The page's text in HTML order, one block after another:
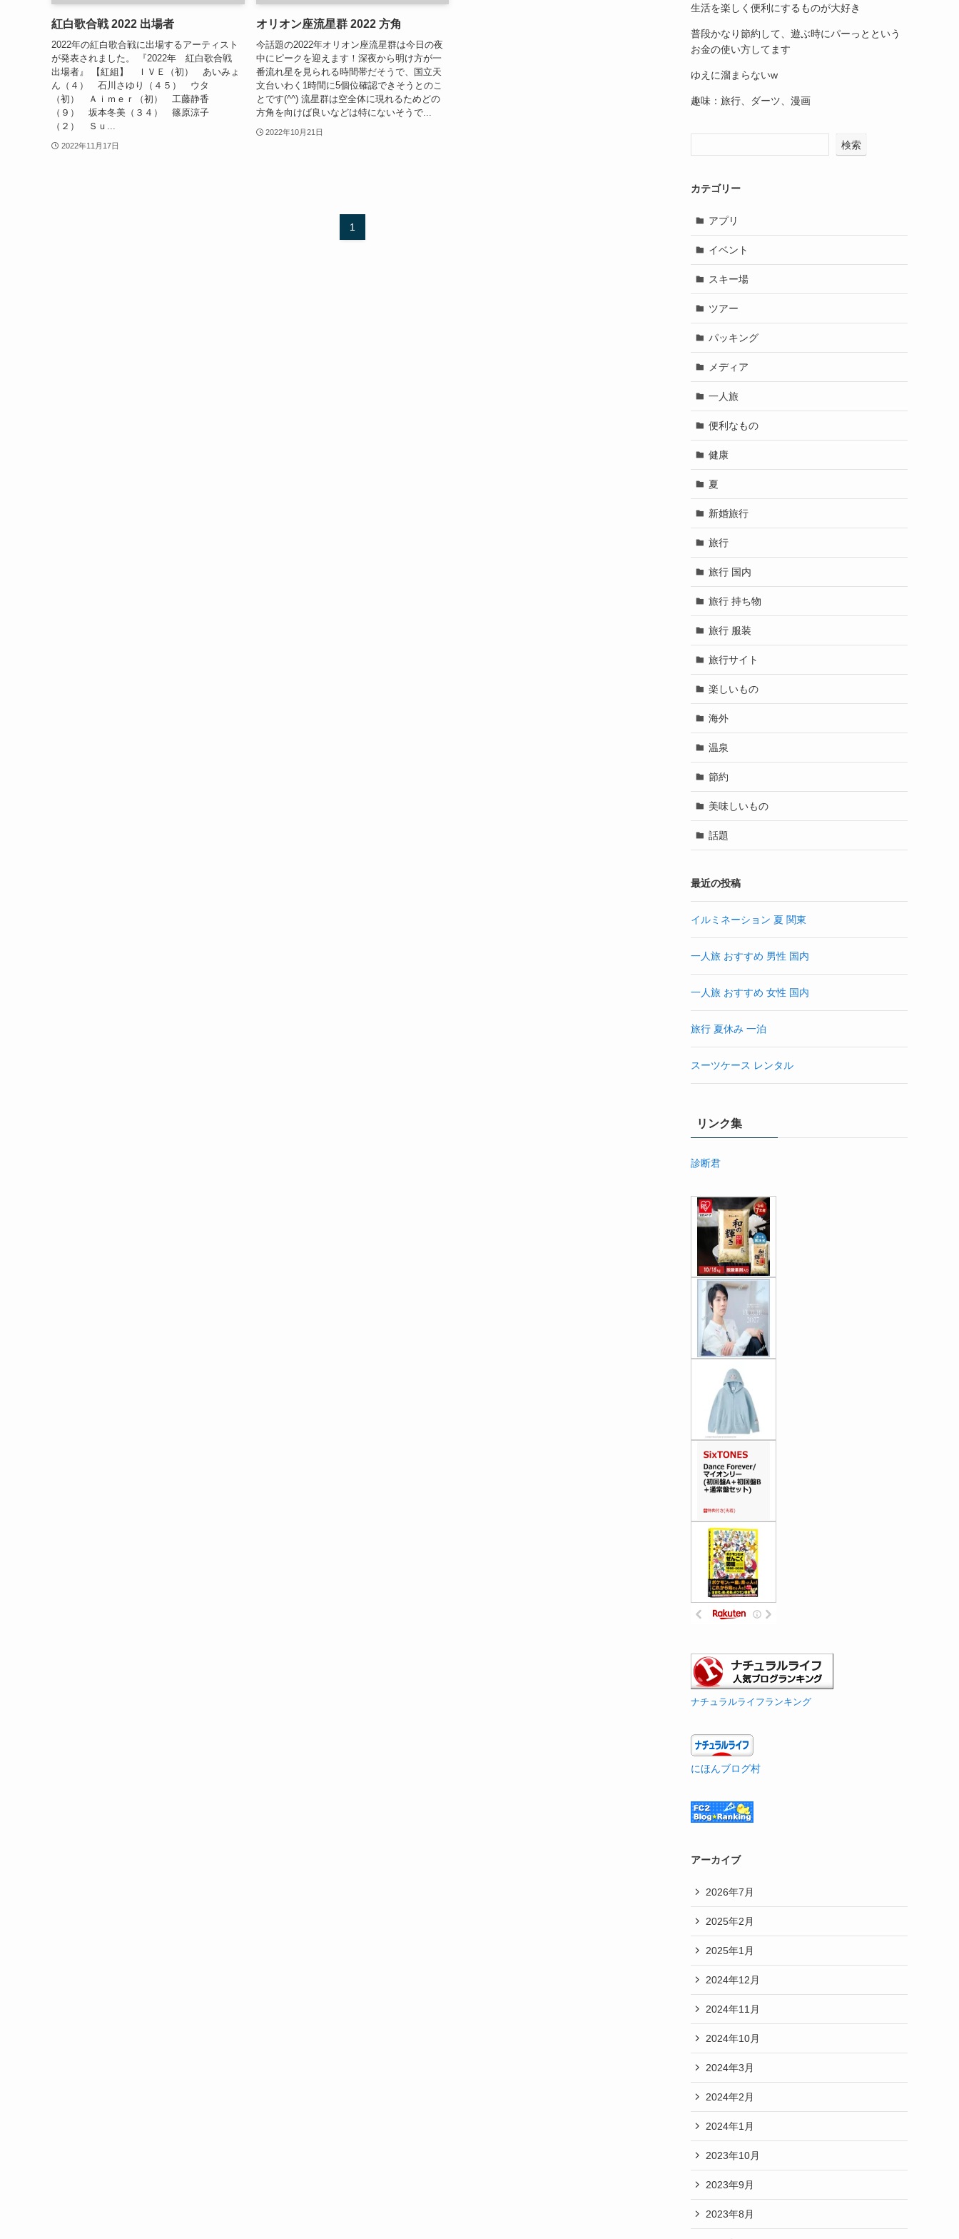
紅白歌合戦 2022 出場者
2022年の紅白歌合戦に出場するアーティスト
が発表されました。 『2022年 紅白歌合戦
出場者』 【紅組】 ＩＶＥ（初） あいみょ
ん（４） 石川さゆり（４５） ウタ
（初） Ａｉｍｅｒ（初） 工藤静香
（９） 坂本冬美（３４） 篠原涼子
（２） Ｓｕ...
2022年11月17日
オリオン座流星群 2022 方角
今話題の2022年オリオン座流星群は今日の夜
中にピークを迎えます！深夜から明け方が一
番流れ星を見られる時間帯だそうで、国立天
文台いわく1時間に5個位確認できそうとのこ
とです(^^) 流星群は空全体に現れるためどの
方角を向けば良いなどは特にないそうで...
2022年10月21日
1
生活を楽しく便利にするものが大好き
普段かなり節約して、遊ぶ時にパーっとという
お金の使い方してます
ゆえに溜まらないw
趣味：旅行、ダーツ、漫画
検索
カテゴリー
アプリ
イベント
スキー場
ツアー
パッキング
メディア
一人旅
便利なもの
健康
夏
新婚旅行
旅行
旅行 国内
旅行 持ち物
旅行 服装
旅行サイト
楽しいもの
海外
温泉
節約
美味しいもの
話題
最近の投稿
イルミネーション 夏 関東
一人旅 おすすめ 男性 国内
一人旅 おすすめ 女性 国内
旅行 夏休み 一泊
スーツケース レンタル
リンク集
診断君
ナチュラルライフランキング
にほんブログ村
アーカイブ
2026年7月
2025年2月
2025年1月
2024年12月
2024年11月
2024年10月
2024年3月
2024年2月
2024年1月
2023年10月
2023年9月
2023年8月